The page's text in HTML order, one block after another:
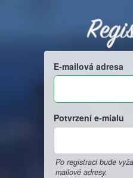
E-mailová adresa
Potvrzení e-mialu
Po registraci bude
mailové adresy.